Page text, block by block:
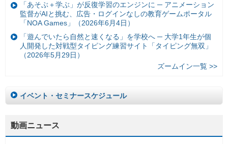
「あそぶ＋学ぶ」が反復学習のエンジンに ─ アニメーション
監督がAIと挑む、広告・ログインなしの教育ゲームポータル
「NOA Games」（2026年6月4日）
「遊んでいたら自然と速くなる」を学校へ ─ 大学1年生が個
人開発した対戦型タイピング練習サイト「タイピング無双」
（2026年5月29日）
ズームイン一覧 >>
イベント・セミナースケジュール
動画ニュース